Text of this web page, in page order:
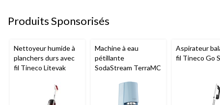
Produits Sponsorisés
Nettoyeur humide à
planchers durs avec
fil Tineco Litevak
Machine à eau
pétillante
SodaStream TerraMC
Aspirateur
fil Tineco Go